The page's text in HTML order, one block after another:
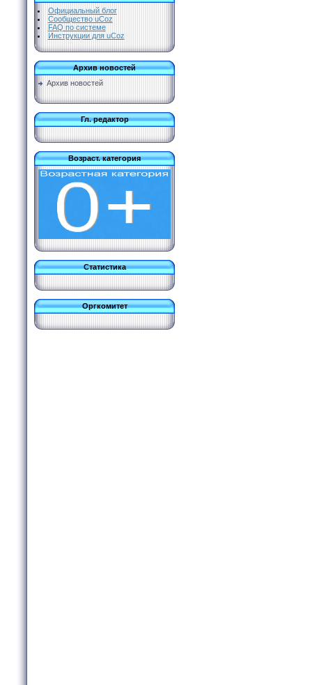
Официальный блог
Сообщество uCoz
FAQ по системе
Инструкции для uCoz
Архив новостей
Архив новостей
Гл. редактор
Возраст. категория
Статистика
Оргкомитет